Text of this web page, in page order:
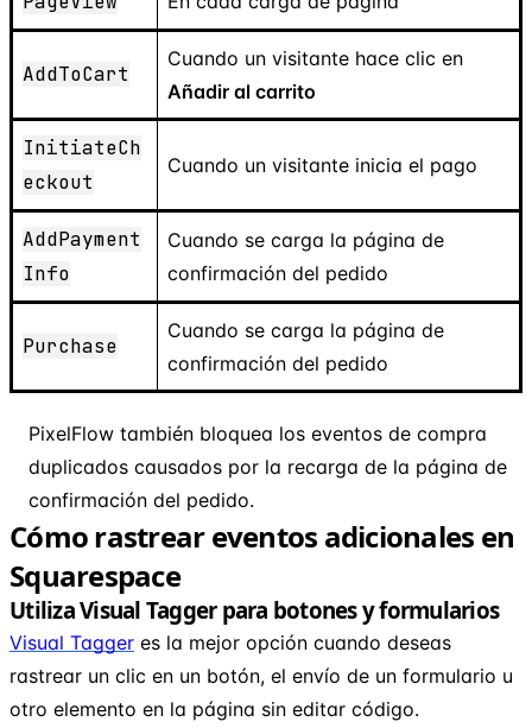
AddToCart
Cuando un visitante hace clic en
Añadir al carrito
InitiateCh
eckout
Cuando un visitante inicia el pago
AddPayment
Info
Cuando se carga la página de
confirmación del pedido
Purchase
Cuando se carga la página de
confirmación del pedido
PixelFlow también bloquea los eventos de compra
duplicados causados por la recarga de la página de
confirmación del pedido.
Cómo rastrear eventos adicionales en
Squarespace
Utiliza Visual Tagger para botones y formularios
Visual Tagger es la mejor opción cuando deseas
rastrear un clic en un botón, el envío de un formulario u
otro elemento en la página sin editar código.